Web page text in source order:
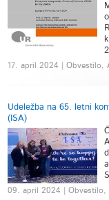
17. april 2024 | Obvestilo,
Udeležba na 65. letni
(ISA)
09. april 2024 | Obvestilo,